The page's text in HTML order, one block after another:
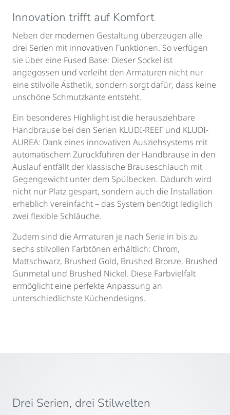
Innovation trifft auf Komfort
Neben der modernen Gestaltung überzeugen alle
drei Serien mit innovativen Funktionen. So verfügen
sie über eine Fused Base: Dieser Sockel ist
angegossen und verleiht den Armaturen nicht nur
eine stilvolle Ästhetik, sondern sorgt dafür, dass keine
unschöne Schmutzkante entsteht.
Ein besonderes Highlight ist die herausziehbare
Handbrause bei den Serien KLUDI-REEF und KLUDI-
AUREA: Dank eines innovativen Ausziehsystems mit
automatischem Zurückführen der Handbrause in den
Auslauf entfällt der klassische Brauseschlauch mit
Gegengewicht unter dem Spülbecken. Dadurch wird
nicht nur Platz gespart, sondern auch die Installation
erheblich vereinfacht – das System benötigt lediglich
zwei flexible Schläuche.
Zudem sind die Armaturen je nach Serie in bis zu
sechs stilvollen Farbtönen erhältlich: Chrom,
Mattschwarz, Brushed Gold, Brushed Bronze, Brushed
Gunmetal und Brushed Nickel. Diese Farbvielfalt
ermöglicht eine perfekte Anpassung an
unterschiedlichste Küchendesigns.
Drei Serien, drei Stilwelten